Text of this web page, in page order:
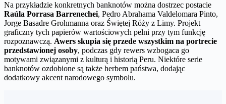
Na przykładzie konkretnych banknotów można dostrzec postacie
Raúla Porrasa Barrenechei, Pedro Abrahama Valdelomara Pinto,
Jorge Basadre Grohmanna oraz Świętej Róży z Limy. Projekt
graficzny tych papierów wartościowych pełni przy tym funkcję
rozpoznawczą. Awers skupia się przede wszystkim na portrecie
przedstawionej osoby, podczas gdy rewers wzbogaca go
motywami związanymi z kulturą i historią Peru. Niektóre serie
banknotów ozdobione są także herbem państwa, dodając
dodatkowy akcent narodowego symbolu.